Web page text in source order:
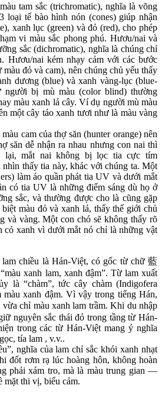
tam sắc (trichromatic), nghĩa là võng
loại tế bào hình nón (cones) giúp nhận
xanh lục (green) và đỏ (red), cho phép
vi màu sắc phong phú. Hươu/nai và
sắc (dichromatic), nghĩa là chúng chỉ
Hươu/nai kém nhạy cảm với các bước
đỏ và cam), nên chúng chủ yếu thấy
dương (blue) và xanh vàng-lục (blue-
người bị mù màu (color blind) thường
màu xanh lá cây. Ví dụ người mù màu
một cây táo xanh tươi như là màu vàng
cam của thợ săn (hunter orange) nên
săn dễ nhận ra nhau nhưng con nai thì
lại, mắt nai không bị lọc tia cực tím
thấy tia này, khác với chúng ta. Một
làm áo quần phát tia UV và dưới mắt
có tia UV là những điểm sáng dù họ ở
sắc, và thường được cho là cũng gặp
màu đỏ và xanh lá, thấy thế giới chủ
và vàng. Một con chó sẽ không thấy rõ
cỏ xanh vì dưới mắt nó chỉ là những vật
chiều là Hán-Việt, có gốc từ chữ 藍
xanh lam, xanh đậm”. Từ lam xuất
là “chàm”, tức cây chàm (Indigofera
màu xanh đậm. Vì vậy trong tiếng Hán,
chỉ màu xanh lam trầm. Khi du nhập
nguyên sắc thái đó trong tầng từ Hán-
trong các từ Hán-Việt mang ý nghĩa
tía lam , v.v..
nghĩa của lam chỉ sắc khói xanh nhạt
đốt rơm rạ lúc hoàng hôn, không hoàn
phải xám tro, mà là màu trung gian —
mặt thi vị, biểu cảm.